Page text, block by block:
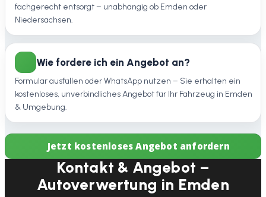
fachgerecht entsorgt – unabhängig ob Emden oder
Niedersachsen.
Wie fordere ich ein Angebot an?
Formular ausfüllen oder WhatsApp nutzen – Sie erhalten ein
kostenloses, unverbindliches Angebot für Ihr Fahrzeug in Emden
& Umgebung.
Jetzt kostenloses Angebot anfordern
Kontakt & Angebot –
Autoverwertung in Emden